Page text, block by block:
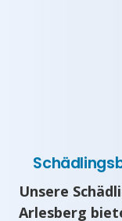
Unsere
Arlesberg